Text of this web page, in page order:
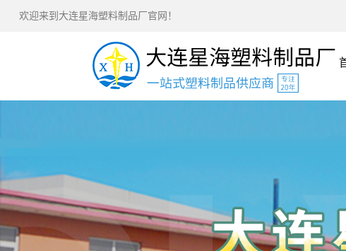
欢迎来到大连星海塑料制品厂官网！